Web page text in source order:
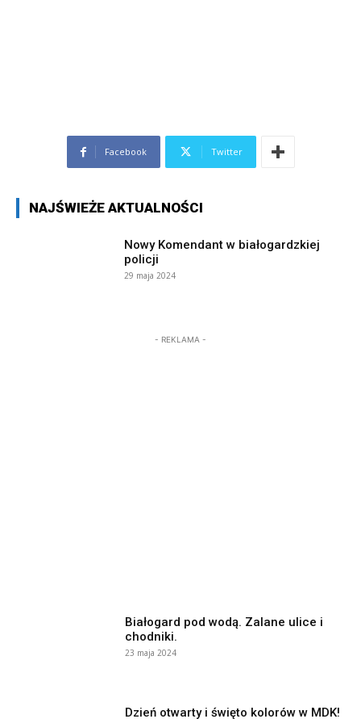
Facebook Twitter
NAJŚWIEŻE AKTUALNOŚCI
Nowy Komendant w białogardzkiej
policji
29 maja 2024
- REKLAMA -
Białogard pod wodą. Zalane ulice i
chodniki.
23 maja 2024
Dzień otwarty i święto kolorów w MDK!